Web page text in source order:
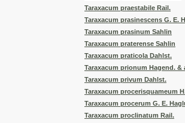
Taraxacum praestabile Rail.
Taraxacum prasinescens G. E.
Taraxacum prasinum Sahlin
Taraxacum praterense Sahlin
Taraxacum praticola Dahlst.
Taraxacum prionum Hagend. &
Taraxacum privum Dahlst.
Taraxacum procerisquameum
Taraxacum procerum G. E.
Taraxacum proclinatum Rail.